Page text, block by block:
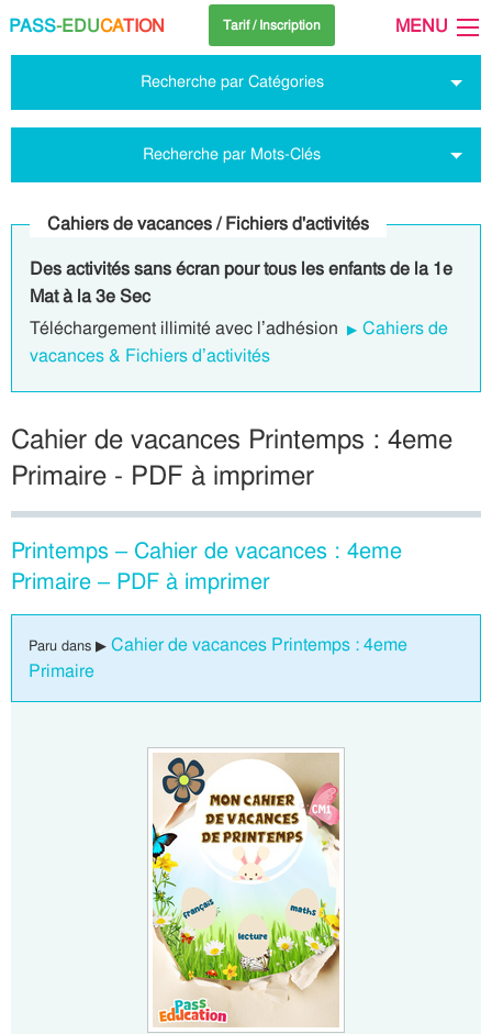
PASS-EDUCATION Tarif / Inscription MENU
Recherche par Catégories
Recherche par Mots-Clés
Cahiers de vacances / Fichiers d'activités
Des activités sans écran pour tous les enfants de la 1e
Mat à la 3e Sec
Téléchargement illimité avec l’adhésion
Cahiers de
vacances & Fichiers d’activités
Cahier de vacances Printemps : 4eme
Primaire - PDF à imprimer
Printemps – Cahier de vacances : 4eme
Primaire – PDF à imprimer
Paru dans ▶ Cahier de vacances Printemps : 4eme
Primaire